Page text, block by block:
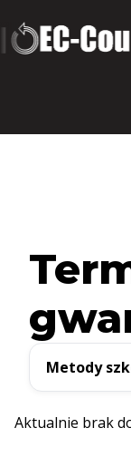
Metody
Aktualnie brak